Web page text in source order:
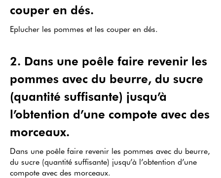
couper en dés.
Eplucher les pommes et les couper en dés.
2. Dans une poêle faire revenir les
pommes avec du beurre, du sucre
(quantité suffisante) jusqu’à
l’obtention d’une compote avec des
morceaux.
Dans une poêle faire revenir les pommes avec du beurre,
du sucre (quantité suffisante) jusqu’à l’obtention d’une
compote avec des morceaux.